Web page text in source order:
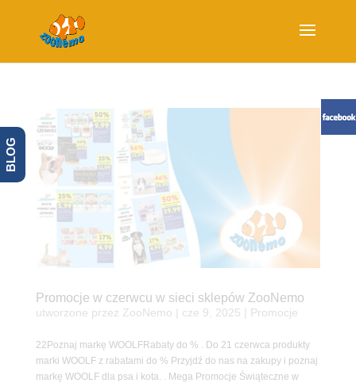
Promocje w czerwcu w sieci sklepów ZooNemo
utworzone przez ZooNemo cze 9, 2025 Promocje
22Poznaj markę WOOLFRabaty do % . Do 21 czerwca produkty
marki WOOLF z rabatami do % Przyjdź do nas na zakupy i poznaj
markę WOOLF dla psa i kota. . Mega Promocje Świąteczne w
BLOG